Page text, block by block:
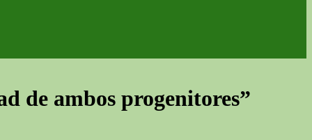
de ambos progenitores”